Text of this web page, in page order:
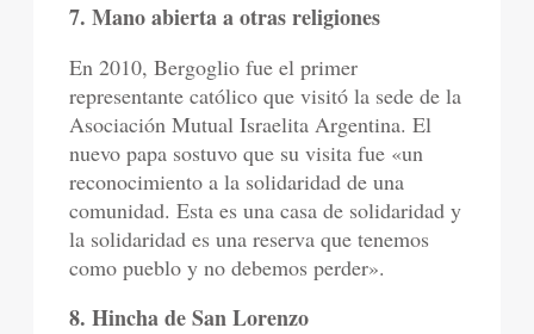
7. Mano abierta a otras religiones
En 2010, Bergoglio fue el primer
representante católico que visitó la sede de la
Asociación Mutual Israelita Argentina. El
nuevo papa sostuvo que su visita fue «un
reconocimiento a la solidaridad de una
comunidad. Esta es una casa de solidaridad y
la solidaridad es una reserva que tenemos
como pueblo y no debemos perder».
8. Hincha de San Lorenzo